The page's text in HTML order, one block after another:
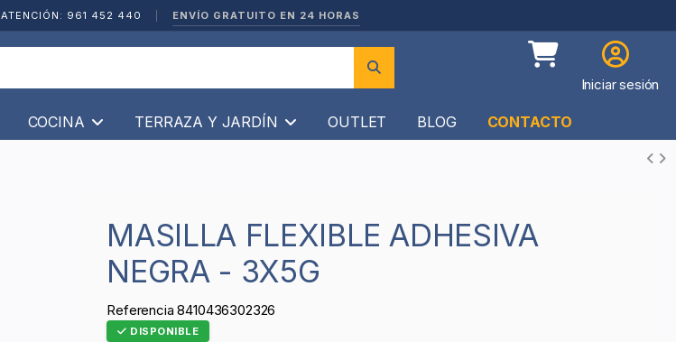
ATENCIÓN: 961 452 440 ENVÍO GRATUITO EN 24 HORAS
Iniciar sesión
COCINA TERRAZA Y JARDÍN OUTLET BLOG CONTACTO
MASILLA FLEXIBLE ADHESIVA
NEGRA - 3X5G
Referencia 8410436302326
DISPONIBLE